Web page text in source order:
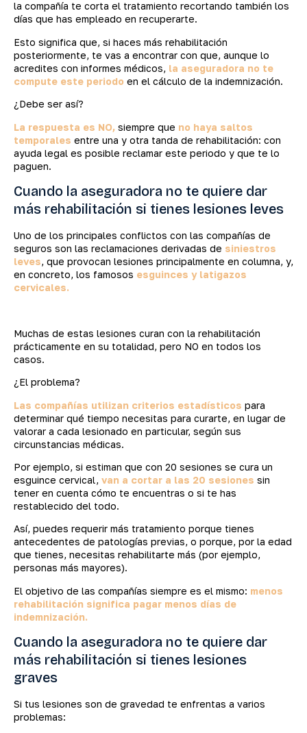
la compañía te corta el tratamiento recortando también los
días que has empleado en recuperarte.
Esto significa que, si haces más rehabilitación
posteriormente, te vas a encontrar con que, aunque lo
acredites con informes médicos, la aseguradora no te
compute este periodo en el cálculo de la indemnización.
¿Debe ser así?
La respuesta es NO, siempre que no haya saltos
temporales entre una y otra tanda de rehabilitación: con
ayuda legal es posible reclamar este periodo y que te lo
paguen.
Cuando la aseguradora no te quiere dar
más rehabilitación si tienes lesiones leves
Uno de los principales conflictos con las compañías de
seguros son las reclamaciones derivadas de siniestros
leves, que provocan lesiones principalmente en columna, y,
en concreto, los famosos esguinces y latigazos
cervicales.
Muchas de estas lesiones curan con la rehabilitación
prácticamente en su totalidad, pero NO en todos los
casos.
¿El problema?
Las compañías utilizan criterios estadísticos para
determinar qué tiempo necesitas para curarte, en lugar de
valorar a cada lesionado en particular, según sus
circunstancias médicas.
Por ejemplo, si estiman que con 20 sesiones se cura un
esguince cervical, van a cortar a las 20 sesiones sin
tener en cuenta cómo te encuentras o si te has
restablecido del todo.
Así, puedes requerir más tratamiento porque tienes
antecedentes de patologías previas, o porque, por la edad
que tienes, necesitas rehabilitarte más (por ejemplo,
personas más mayores).
El objetivo de las compañías siempre es el mismo: menos
rehabilitación significa pagar menos días de
indemnización.
Cuando la aseguradora no te quiere dar
más rehabilitación si tienes lesiones
graves
Si tus lesiones son de gravedad te enfrentas a varios
problemas: